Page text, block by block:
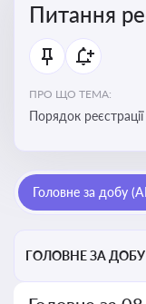
Питання
ПРО ЩО ТЕМА:
Порядок реєстрації
підприємництва
Головне за добу
ГОЛОВНЕ ЗА ДОБУ